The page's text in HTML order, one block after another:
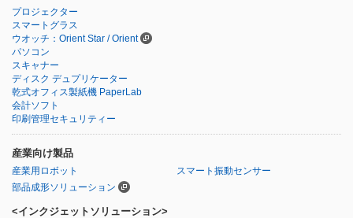
プロジェクター
スマートグラス
ウオッチ：Orient Star / Orient
パソコン
スキャナー
ディスク デュプリケーター
乾式オフィス製紙機 PaperLab
会計ソフト
印刷管理セキュリティー
産業向け製品
産業用ロボット
スマート振動センサー
部品成形ソリューション
<インクジェットソリューション>